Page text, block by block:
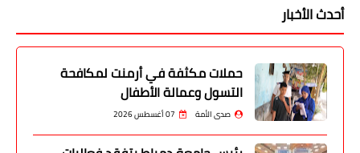
أحدث الأخبار
حملات مكثفة في أرمنت لمكافحة
التسول وعمالة الأطفال
صدى الأمة 07 أغسطس 2026